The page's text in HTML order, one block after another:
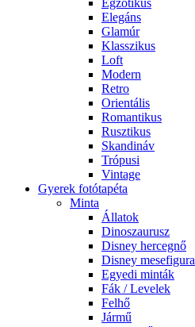
Egzotikus
Elegáns
Glamúr
Klasszikus
Loft
Modern
Retro
Orientális
Romantikus
Rusztikus
Skandináv
Trópusi
Vintage
Gyerek fotótapéta
Minta
Állatok
Dinoszaurusz
Disney hercegnő
Disney mesefigura
Egyedi minták
Fák / Levelek
Felhő
Jármű